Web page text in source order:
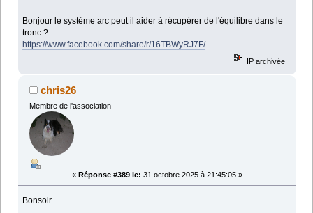
Bonjour le système arc peut il aider à récupérer de l'équilibre dans le
tronc ?
https://www.facebook.com/share/r/16TBWyRJ7F/
IP archivée
chris26
Membre de l'association
« Réponse #389 le: 31 octobre 2025 à 21:45:05 »
Bonsoir